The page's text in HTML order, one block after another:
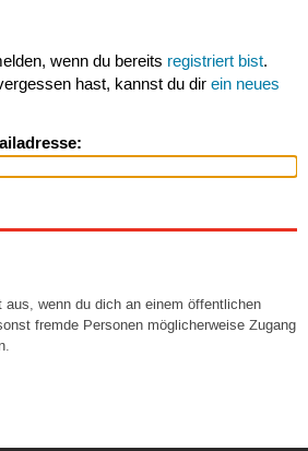
wenn du bereits registriert bist.
hast, kannst du dir ein neues
wenn du dich an einem öffentlichen
fremde Personen möglicherweise Zugang